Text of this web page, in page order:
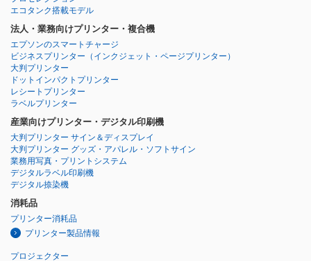
エコタンク搭載モデル
法人・業務向けプリンター・複合機
エプソンのスマートチャージ
ビジネスプリンター （インクジェット・ページプリンター）
大判プリンター
ドットインパクトプリンター
レシートプリンター
ラベルプリンター
産業向けプリンター・デジタル印刷機
大判プリンター サイン＆ディスプレイ
大判プリンター グッズ・アパレル・ソフトサイン
業務用写真・プリントシステム
デジタルラベル印刷機
デジタル捺染機
消耗品
プリンター消耗品
プリンター製品情報
プロジェクター